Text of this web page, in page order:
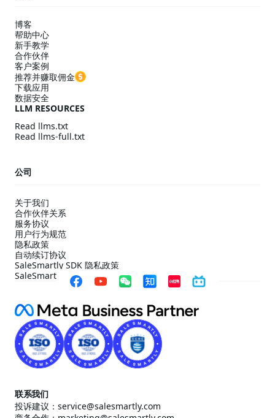
博客
帮助中心
新手教学
合作伙伴
客户案例
推荐并赚取佣金
下载应用
数据安全
LLM RESOURCES
Read llms.txt
Read llms-full.txt
公司
关于我们
合作伙伴关系
服务协议
用户行为规范
隐私政策
自动续订协议
SaleSmartly SDK 隐私政策
SaleSmartly SDK 合规配置指引
联系我们
投诉建议：service@salesmartly.com